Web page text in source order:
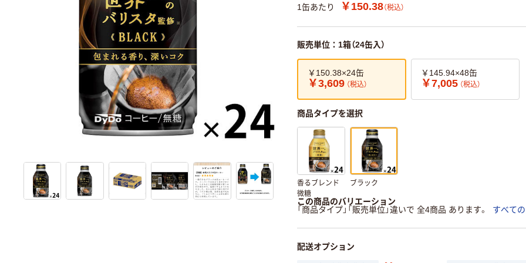
1缶あたり ￥150.38（税込）
販売単位：1箱（24缶入）
￥150.38×24缶
￥3,609 （税込）
￥145.94×48缶
￥7,005 （税込）
商品タイプを選択
香るブレンド
微糖
ブラック
この商品のバリエーション
「商品タイプ」「販売単位」違いで 全4商品 あります。
すべて
配送オプション